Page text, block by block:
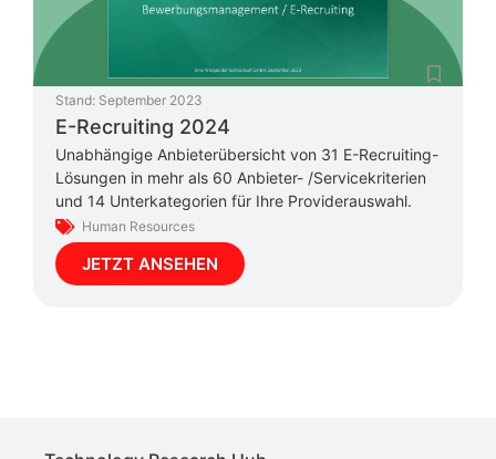
Stand: September 2023
E-Recruiting 2024
Unabhängige Anbieterübersicht von 31 E-Recruiting-
Lösungen in mehr als 60 Anbieter- /Servicekriterien
und 14 Unterkategorien für Ihre Providerauswahl.
Human Resources
JETZT ANSEHEN